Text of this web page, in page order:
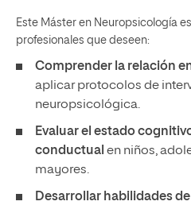
Este Máster en Neuropsicología
profesionales que deseen:
Comprender la relación
aplicar protocolos de
neuropsicológica.
Evaluar el estado
conductual en niños,
mayores.
Desarrollar habilidades